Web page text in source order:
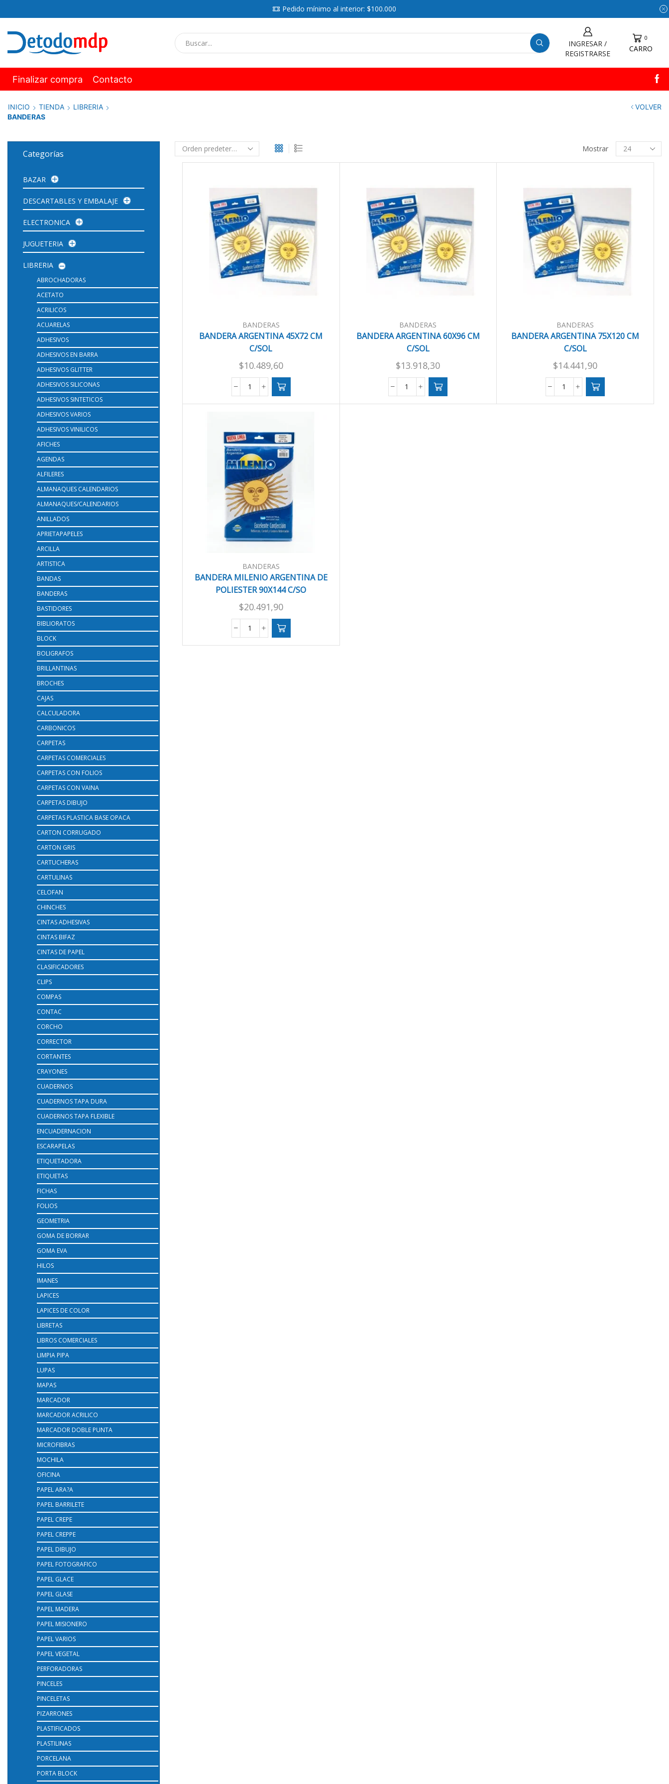
Pedido mínimo al interior: $100.000
INGRESAR /
REGISTRARSE
0
CARRO
Finalizar compra Contacto
INICIO TIENDA
LIBRERIA
BANDERAS
VOLVER
Mostrar
Productos
por
pagina
BANDERAS
BANDERA ARGENTINA 45X72 CM
C/SOL
$10.489,60
BANDERA
ARGENTINA
C/SOL
cantidad
BANDERAS
BANDERA ARGENTINA 60X96 CM
C/SOL
$13.918,30
BANDERA
ARGENTINA
BANDERAS
BANDERA ARGENTINA 75X120 CM
C/SOL
$14.441,90
BANDERA
ARGENTINA
BANDERAS
BANDERA MILENIO ARGENTINA DE
POLIESTER 90X144 C/SO
$20.491,90
BANDERA
MILENIO
Categorías
BAZAR
DESCARTABLES Y EMBALAJE
ELECTRONICA
JUGUETERIA
LIBRERIA
ABROCHADORAS
ACETATO
ACRILICOS
ACUARELAS
ADHESIVOS
ADHESIVOS EN BARRA
ADHESIVOS GLITTER
ADHESIVOS SILICONAS
ADHESIVOS SINTETICOS
ADHESIVOS VARIOS
ADHESIVOS VINILICOS
AFICHES
AGENDAS
ALFILERES
ALMANAQUES CALENDARIOS
ALMANAQUES/CALENDARIOS
ANILLADOS
APRIETAPAPELES
ARCILLA
ARTISTICA
BANDAS
BANDERAS
BASTIDORES
BIBLIORATOS
BLOCK
BOLIGRAFOS
BRILLANTINAS
BROCHES
CAJAS
CALCULADORA
CARBONICOS
CARPETAS
CARPETAS COMERCIALES
CARPETAS CON FOLIOS
CARPETAS CON VAINA
CARPETAS DIBUJO
CARPETAS PLASTICA BASE OPACA
CARTON CORRUGADO
CARTON GRIS
CARTUCHERAS
CARTULINAS
CELOFAN
CHINCHES
CINTAS ADHESIVAS
CINTAS BIFAZ
CINTAS DE PAPEL
CLASIFICADORES
CLIPS
COMPAS
CONTAC
CORCHO
CORRECTOR
CORTANTES
CRAYONES
CUADERNOS
CUADERNOS TAPA DURA
CUADERNOS TAPA FLEXIBLE
ENCUADERNACION
ESCARAPELAS
ETIQUETADORA
ETIQUETAS
FICHAS
FOLIOS
GEOMETRIA
GOMA DE BORRAR
GOMA EVA
HILOS
IMANES
LAPICES
LAPICES DE COLOR
LIBRETAS
LIBROS COMERCIALES
LIMPIA PIPA
LUPAS
MAPAS
MARCADOR
MARCADOR ACRILICO
MARCADOR DOBLE PUNTA
MICROFIBRAS
MOCHILA
OFICINA
PAPEL ARA?A
PAPEL BARRILETE
PAPEL CREPE
PAPEL CREPPE
PAPEL DIBUJO
PAPEL FOTOGRAFICO
PAPEL GLACE
PAPEL GLASE
PAPEL MADERA
PAPEL MISIONERO
PAPEL VARIOS
PAPEL VEGETAL
PERFORADORAS
PINCELES
PINCELETAS
PIZARRONES
PLASTIFICADOS
PLASTILINAS
PORCELANA
PORTA BLOCK